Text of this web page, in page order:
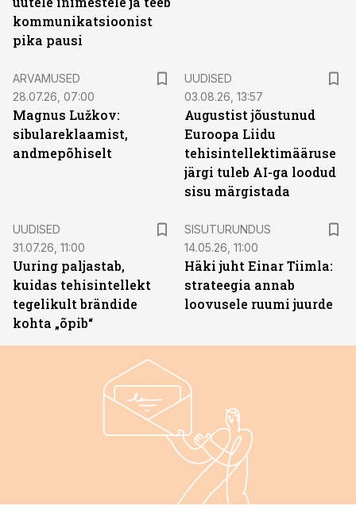
kommunikatsioonist
pika pausi
ARVAMUSED
28.07.26, 07:00
Magnus Lužkov:
sibulareklaamist,
andmepõhiselt
UUDISED
03.08.26, 13:57
Augustist jõustunud
Euroopa Liidu
tehisintellektimääruse
järgi tuleb AI-ga loodud
sisu märgistada
UUDISED
31.07.26, 11:00
Uuring paljastab,
kuidas tehisintellekt
tegelikult brändide
kohta „õpib“
SISUTURUNDUS
14.05.26, 11:00
Häki juht Einar Tiimla:
strateegia annab
loovusele ruumi juurde